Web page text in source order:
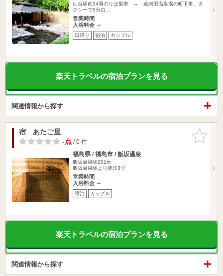
仙台駅前34番のりば乗車 → 遠刈田温泉湯の町下車、タ
クシーで5分白…
営業時間
入浴料金 ～
日帰り 宿泊 カップル
楽天トラベルの宿泊プランを見る
関連情報から探す
お気に入
りに追加
宿 あたご屋
-点/ 0 件
福島県 / 福島市 / 飯坂温泉
飯坂温泉駅201m
飯坂温泉駅より徒歩3分
営業時間
入浴料金 ～
宿泊 カップル
楽天トラベルの宿泊プランを見る
関連情報から探す